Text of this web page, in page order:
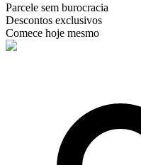
Parcele sem burocracia
Descontos exclusivos
Comece hoje mesmo